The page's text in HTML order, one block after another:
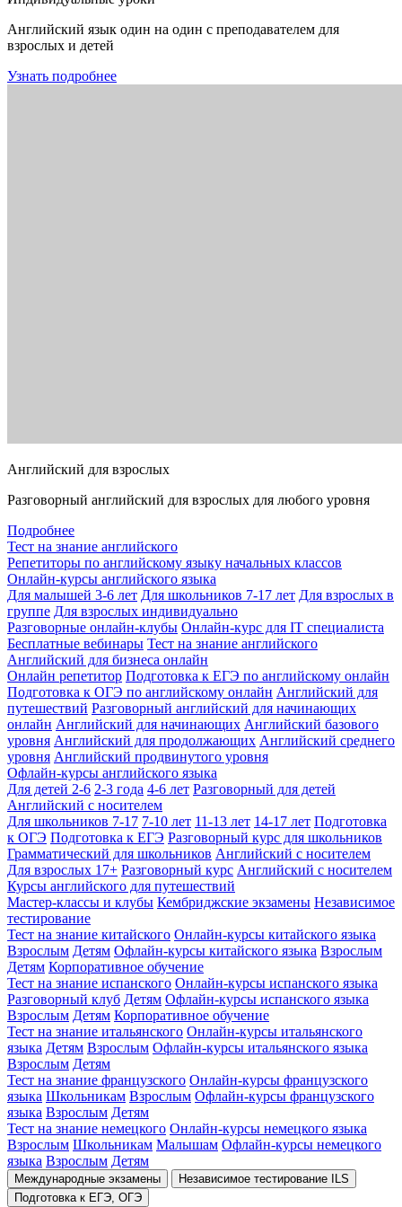
Английский язык один на один с преподавателем для
взрослых и детей
Узнать подробнее
Английский для взрослых
Разговорный английский для взрослых для любого уровня
Подробнее
Тест на знание английского
Репетиторы по английскому языку начальных классов
Онлайн-курсы английского языка
Для малышей 3-6 лет Для школьников 7-17 лет Для взрослых в
группе Для взрослых индивидуально
Разговорные онлайн-клубы Онлайн-курс для IT специалиста
Бесплатные вебинары Тест на знание английского
Английский для бизнеса онлайн
Онлайн репетитор Подготовка к ЕГЭ по английскому онлайн
Подготовка к ОГЭ по английскому онлайн Английский для
путешествий Разговорный английский для начинающих
онлайн Английский для начинающих Английский базового
уровня Английский для продолжающих Английский среднего
уровня Английский продвинутого уровня
Офлайн-курсы английского языка
Для детей 2-6 2-3 года 4-6 лет Разговорный для детей
Английский с носителем
Для школьников 7-17 7-10 лет 11-13 лет 14-17 лет Подготовка
к ОГЭ Подготовка к ЕГЭ Разговорный курс для школьников
Грамматический для школьников Английский с носителем
Для взрослых 17+ Разговорный курс Английский с носителем
Курсы английского для путешествий
Мастер-классы и клубы Кембриджские экзамены Независимое
тестирование
Тест на знание китайского Онлайн-курсы китайского языка
Взрослым Детям Офлайн-курсы китайского языка Взрослым
Детям Корпоративное обучение
Тест на знание испанского Онлайн-курсы испанского языка
Разговорный клуб Детям Офлайн-курсы испанского языка
Взрослым Детям Корпоративное обучение
Тест на знание итальянского Онлайн-курсы итальянского
языка Детям Взрослым Офлайн-курсы итальянского языка
Взрослым Детям
Тест на знание французского Онлайн-курсы французского
языка Школьникам Взрослым Офлайн-курсы французского
языка Взрослым Детям
Тест на знание немецкого Онлайн-курсы немецкого языка
Взрослым Школьникам Малышам Офлайн-курсы немецкого
языка Взрослым Детям
Международные экзамены
Независимое тестирование ILS
Подготовка к ЕГЭ, ОГЭ